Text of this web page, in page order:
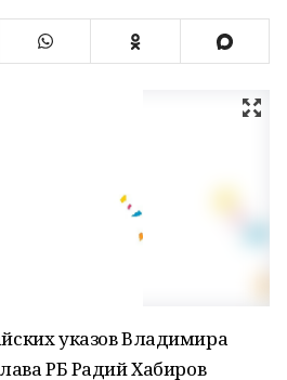
указов Владимира
РБ Радий Хабиров